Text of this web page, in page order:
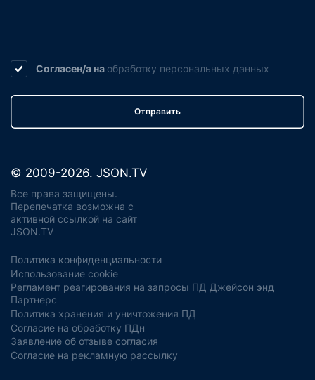
Согласен/а на обработку персональных данных
Отправить
© 2009-2026. JSON.TV
Все права защищены.
Перепечатка возможна с
активной ссылкой на сайт
JSON.TV
Политика конфиденциальности
Использование cookie
Регламент реагирования на запросы ПД Джейсон энд
Партнерс
Политика хранения и уничтожения ПД
Согласие на обработку ПДн
Заявление об отзыве согласия
Согласие на рекламную рассылку